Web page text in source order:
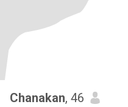
Chanakan, 46